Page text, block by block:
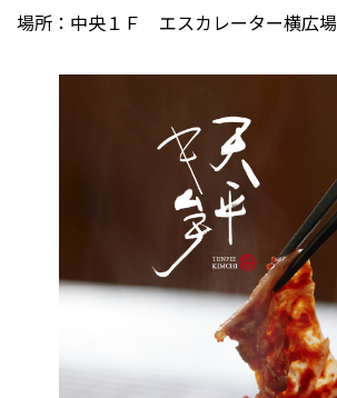
場所：中央１Ｆ エスカレーター横広場